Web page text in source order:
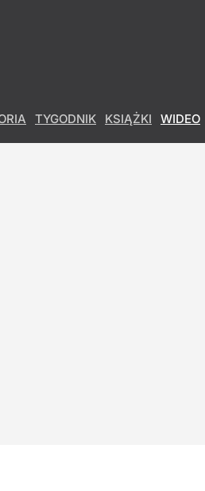
TYGODNIK KSIĄŻKI WIDEO